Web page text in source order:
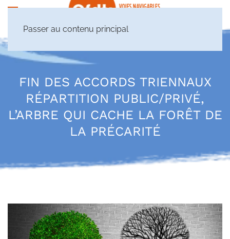
Passer au contenu principal
FIN DES ACCORDS TRIENNAUX
RÉPARTITION PUBLIC/PRIVÉ,
L’ARBRE QUI CACHE LA FORÊT DE
LA PRÉCARITÉ